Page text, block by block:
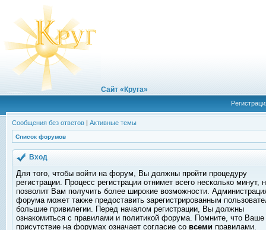
Сайт «Круга»
Сообщения без ответов | Активные темы
Список форумов
Вход
Для того, чтобы войти на форум, Вы должны пройти процедуру
регистрации. Процесс регистрации отнимет всего несколько минут,
позволит Вам получить более широкие возможности.
форума может также предоставить зарегистрированным
большие привилегии. Перед началом регистрации, Вы должны
ознакомиться с правилами и политикой форума. Помните, что Ваше
присутствие на форумах означает согласие со всеми правилами.